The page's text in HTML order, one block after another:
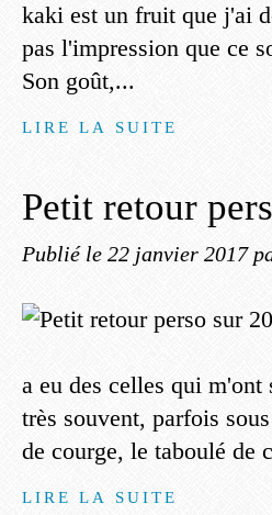
kaki est un fruit que j'ai
pas l'impression que ce
Son goût,...
LIRE LA SUITE
Petit retour
Publié le 22 janvier 2017
a eu des celles qui
très souvent, parfois
de courge, le taboulé de
LIRE LA SUITE